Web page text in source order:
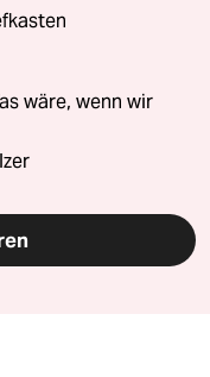
wäre, wenn wir